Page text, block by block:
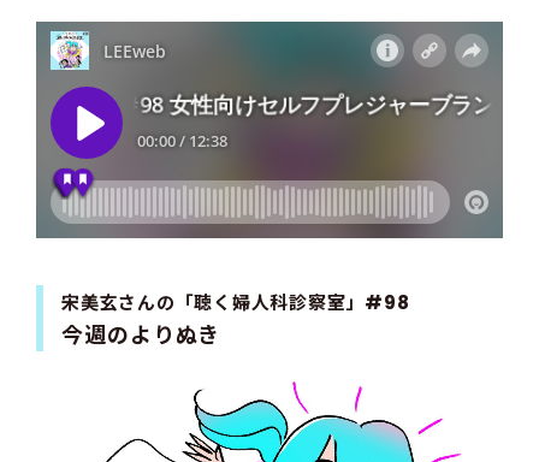
宋美玄さんの「聴く婦人科診察室」#98
今週のよりぬき